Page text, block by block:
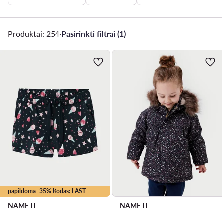
Produktai: 254·Pasirinkti filtrai (1)
papildoma -35% Kodas: LAST
NAME IT
NAME IT